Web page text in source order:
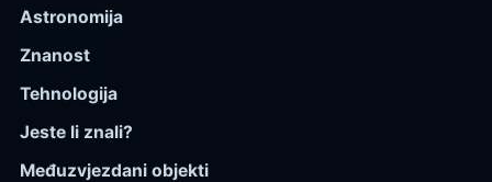
Astronomija
Znanost
Tehnologija
Jeste li znali?
Međuzvjezdani objekti